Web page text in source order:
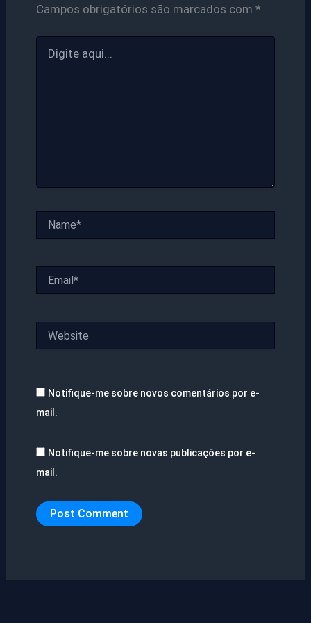
Campos obrigatórios são marcados com *
aqui...
Notifique-me sobre novos comentários por e-
mail.
Notifique-me sobre novas publicações por e-
mail.